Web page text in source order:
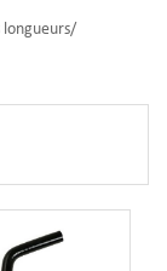
ci-